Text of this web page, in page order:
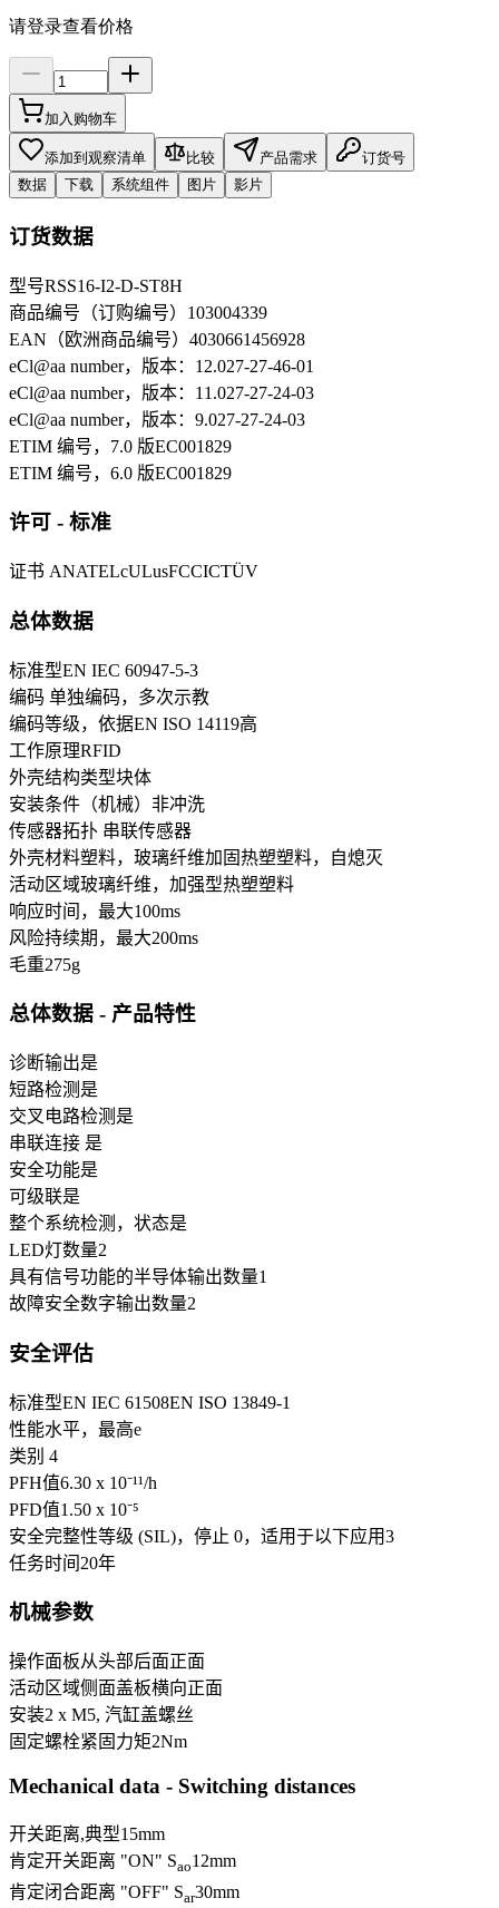
请登录查看价格
加入购物车
添加到观察清单 比较 产品需求
订货号
数据
下载 系统组件 图片 影片
订货数据
型号RSS16-I2-D-ST8H
商品编号（订购编号） 103004339
EAN（欧洲商品编号） 4030661456928
eCl@aa number，版本：12.027-27-46-01
eCl@aa number，版本：11.027-27-24-03
eCl@aa number，版本：9.027-27-24-03
ETIM 编号，7.0 版EC001829
ETIM 编号，6.0 版EC001829
许可 - 标准
证书 ANATELcULusFCCICTÜV
总体数据
标准型EN IEC 60947-5-3
编码 单独编码，多次示教
编码等级，依据EN ISO 14119高
工作原理RFID
外壳结构类型块体
安装条件（机械） 非冲洗
传感器拓扑 串联传感器
外壳材料塑料，玻璃纤维加固热塑塑料，自熄灭
活动区域玻璃纤维，加强型热塑塑料
响应时间，最大100ms
风险持续期，最大200ms
毛重275g
总体数据 - 产品特性
诊断输出是
短路检测 是
交叉电路检测 是
串联连接 是
安全功能是
可级联是
整个系统检测，状态是
LED灯数量2
具有信号功能的半导体输出数量1
故障安全数字输出数量2
安全评估
标准型EN IEC 61508EN ISO 13849-1
性能水平，最高e
类别 4
PFH值6.30 x 10⁻¹¹/h
PFD值1.50 x 10⁻⁵
安全完整性等级 (SIL)，停止 0，适用于以下应用3
任务时间 20年
机械参数
操作面板从头部后面正面
活动区域侧面盖板横向正面
安装2 x M5, 汽缸盖螺丝
固定螺栓紧固力矩2Nm
Mechanical data - Switching distances
开关距离,典型15mm
肯定开关距离 "ON" Sao12mm
肯定闭合距离 "OFF" Sar30mm